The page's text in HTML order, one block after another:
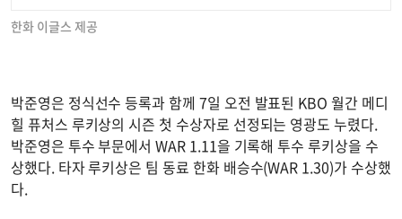
한화 이글스 제공
박준영은 정식선수 등록과 함께 7일 오전 발표된 KBO 월간 메디
힐 퓨처스 루키상의 시즌 첫 수상자로 선정되는 영광도 누렸다.
박준영은 투수 부문에서 WAR 1.11을 기록해 투수 루키상을 수
상했다. 타자 루키상은 팀 동료 한화 배승수(WAR 1.30)가 수상했
다.